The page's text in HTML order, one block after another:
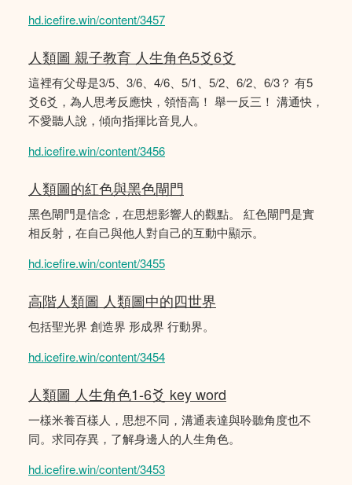
hd.icefire.win/content/3457
人類圖 親子教育 人生角色5爻6爻
這裡有父母是3/5、3/6、4/6、5/1、5/2、6/2、6/3？ 有5
爻6爻，為人思考反應快，領悟高！ 舉一反三！ 溝通快，
不愛聽人說，傾向指揮比音見人。
hd.icefire.win/content/3456
人類圖的紅色與黑色閘門
黑色閘門是信念，在思想影響人的觀點。 紅色閘門是實
相反射，在自己與他人對自己的互動中顯示。
hd.icefire.win/content/3455
高階人類圖 人類圖中的四世界
包括聖光界 創造界 形成界 行動界。
hd.icefire.win/content/3454
人類圖 人生角色1-6爻 key word
一樣米養百樣人，思想不同，溝通表達與聆聽角度也不
同。求同存異，了解身邊人的人生角色。
hd.icefire.win/content/3453